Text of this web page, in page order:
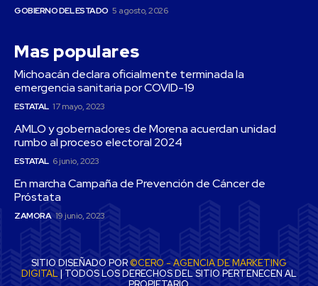
GOBIERNO DEL ESTADO 5 agosto, 2026
Mas populares
Michoacán declara oficialmente terminada la
emergencia sanitaria por COVID-19
ESTATAL 17 mayo, 2023
AMLO y gobernadores de Morena acuerdan unidad
rumbo al proceso electoral 2024
ESTATAL 6 junio, 2023
En marcha Campaña de Prevención de Cáncer de
Próstata
ZAMORA 19 junio, 2023
SITIO DISEÑADO POR©CERO - AGENCIA DE MARKETING
DIGITAL| TODOS LOS DERECHOS DEL SITIO PERTENECEN AL